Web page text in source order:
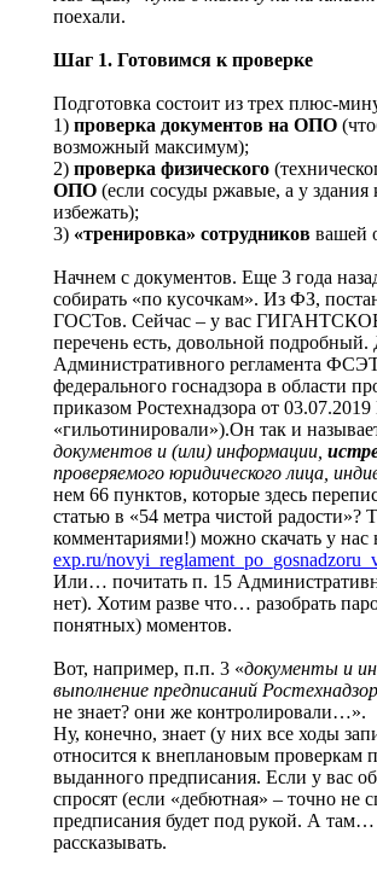
поехали.
Шаг 1. Готовимся к проверке
Подготовка состоит из трех плюс-
1) проверка документов на ОПО
возможный максимум);
2) проверка физического
ОПО (если сосуды ржавые, а у
избежать);
3) «тренировка» сотрудников вашей
Начнем с документов. Еще 3 года
собирать «по кусочкам». Из ФЗ,
ГОСТов. Сейчас – у вас
перечень есть, довольной
Административного регламента
федерального госнадзора в области
приказом Ростехнадзора от
«гильотинировали»).Он так и
документов и (или) информации,
проверяемого юридического лица,
нем 66 пунктов, которые здесь
статью в «54 метра чистой радости»?
комментариями!) можно скачать у нас
exp.ru/
Или… почитать п. 15
нет). Хотим разве что… разобрать
понятных) моментов.
Вот, например, п.п. 3 «документы и
выполнение предписаний
не знает? они же контролировали…».
Ну, конечно, знает (у них все ходы
относится к внеплановым проверкам
выданного предписания. Если у вас
спросят (если «дебютная» – точно не
предписания будет под рукой. А
рассказывать.